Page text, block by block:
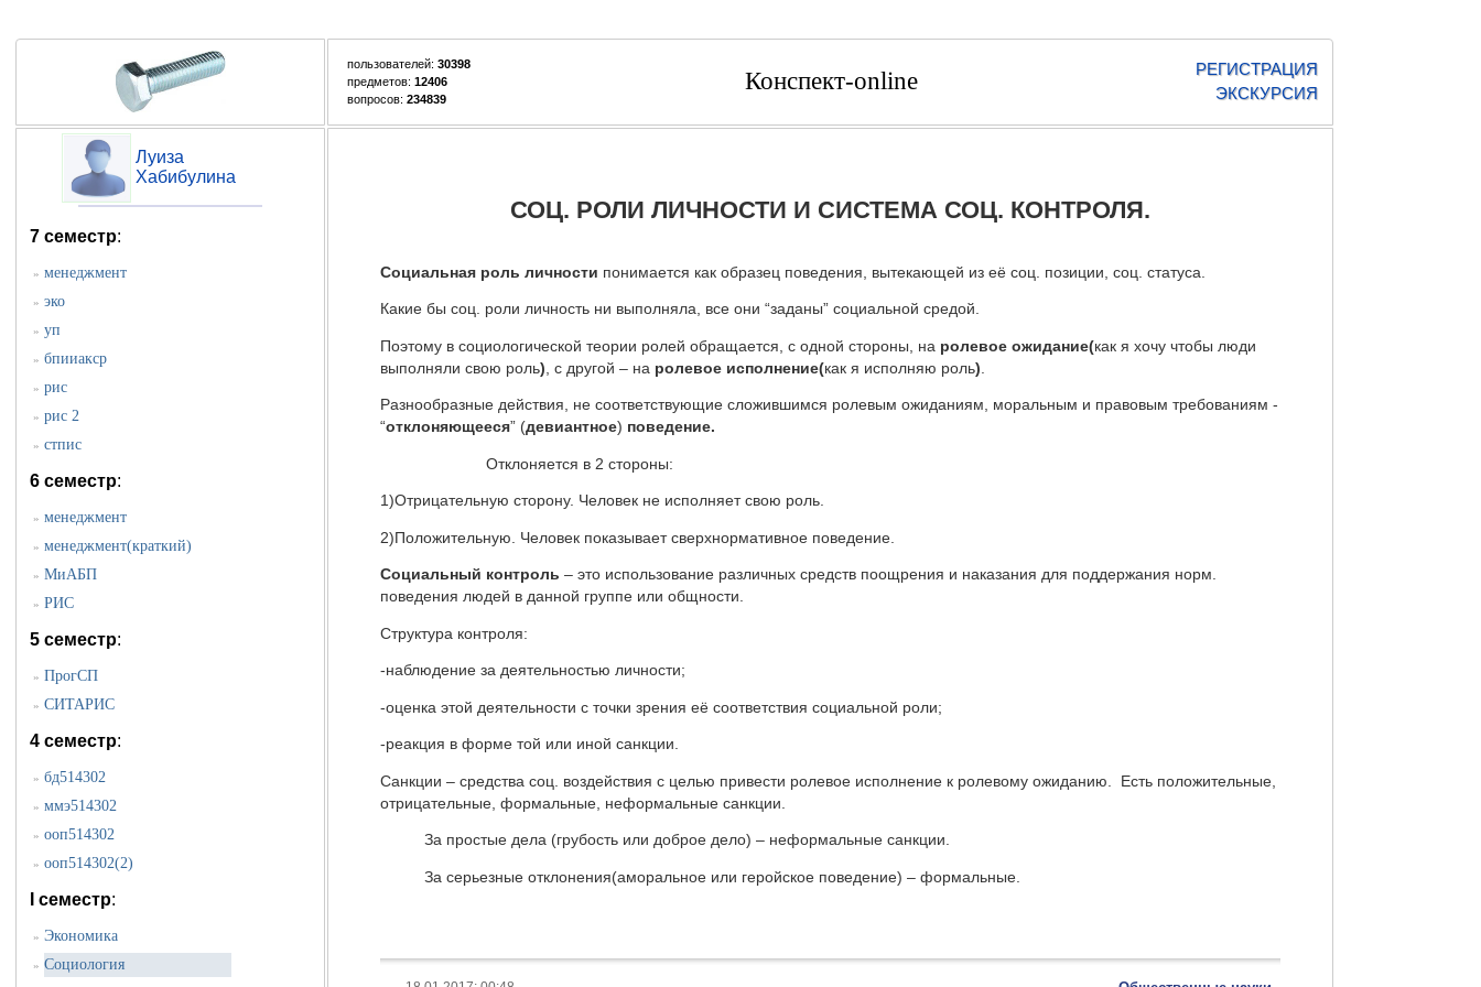
пользователей: 30398
предметов: 12406
вопросов: 234839
Конспект-online
РЕГИСТРАЦИЯ
ЭКСКУРСИЯ
Луиза
Хабибулина
7 семестр:
» менеджмент
» эко
» уп
» бпииакср
» рис
» рис 2
» стпис
6 семестр:
» менеджмент
» менеджмент(краткий)
» МиАБП
» РИС
5 семестр:
» ПрогСП
» СИТАРИС
4 семестр:
» бд514302
» ммэ514302
» ооп514302
» ооп514302(2)
I семестр:
» Экономика
» Социология
СОЦ. РОЛИ ЛИЧНОСТИ И СИСТЕМА СОЦ. КОНТРОЛЯ.
Социальная роль личности понимается как образец поведения, вытекающей из её соц. позиции, соц. статуса.
Какие бы соц. роли личность ни выполняла, все они “заданы” социальной средой.
Поэтому в социологической теории ролей обращается, с одной стороны, на ролевое ожидание(как я хочу чтобы люди
выполняли свою роль) , с другой – на ролевое исполнение(как я исполняю роль)
Разнообразные действия, не соответствующие сложившимся ролевым ожиданиям, моральным и правовым требованиям -
“отклоняющееся” (девиантное) поведение.
Отклоняется в 2 стороны:
1)Отрицательную сторону. Человек не исполняет свою роль.
2)Положительную. Человек показывает сверхнормативное поведение.
Социальный контроль– это использование различных средств поощрения и наказания для поддержания норм.
поведения людей в данной группе или общности.
Структура контроля:
-наблюдение за деятельностью личности;
-оценка этой деятельности с точки зрения её соответствия социальной роли;
-реакция в форме той или иной санкции.
Санкции – средства соц. воздействия с целью привести ролевое исполнение к ролевому ожиданию. Есть положительные,
отрицательные, формальные, неформальные санкции.
За простые дела (грубость или доброе дело) – неформальные санкции.
За серьезные отклонения(аморальное или геройское поведение) – формальные.